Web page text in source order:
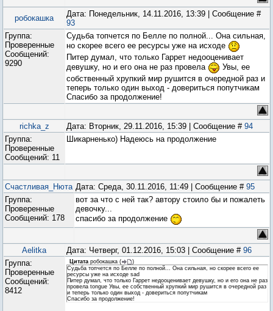
робокашка
Дата: Понедельник, 14.11.2016, 13:39 | Сообщение #
93
Группа:
Проверенные
Сообщений:
9290
Судьба топчется по Белле по полной... Она сильная,
но скорее всего ее ресурсы уже на исходе
Питер думал, что только Гаррет недооценивает
девушку, но и его она не раз провела
Увы, ее
собственный хрупкий мир рушится в очередной раз и
теперь только один выход - довериться попутчикам
Спасибо за продолжение!
richka_z Дата: Вторник, 29.11.2016, 15:39 | Сообщение # 94
Группа:
Проверенные
Сообщений: 11
Шикарненько) Надеюсь на продолжение
Счастливая_Нюта Дата: Среда, 30.11.2016, 11:49 | Сообщение # 95
Группа:
Проверенные
Сообщений: 178
вот за что с ней так? автору стоило бы и пожалеть
девочку...
спасибо за продолжение
Aelitka Дата: Четверг, 01.12.2016, 15:03 | Сообщение # 96
Группа:
Проверенные
Сообщений:
8412
Цитата робокашка (
)
Судьба топчется по Белле по полной... Она сильная, но скорее всего ее
ресурсы уже на исходе sad
Питер думал, что только Гаррет недооценивает девушку, но и его она не раз
провела tongue Увы, ее собственный хрупкий мир рушится в очередной раз
и теперь только один выход - довериться попутчикам
Спасибо за продолжение!